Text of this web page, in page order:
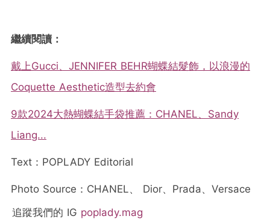
繼續閱讀：
戴上Gucci、JENNIFER BEHR蝴蝶結髮飾，以浪漫的
Coquette Aesthetic造型去約會
9款2024大熱蝴蝶結手袋推薦：CHANEL、Sandy
Liang...
Text：POPLADY Editorial
Photo Source：CHANEL、 Dior、Prada、Versace
追蹤我們的 IG poplady.mag